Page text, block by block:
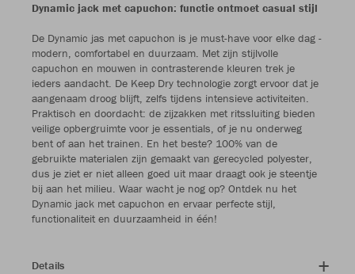
Dynamic jack met capuchon: functie ontmoet casual stijl
De Dynamic jas met capuchon is je must-have voor elke dag -
modern, comfortabel en duurzaam. Met zijn stijlvolle
capuchon en mouwen in contrasterende kleuren trek je
ieders aandacht. De Keep Dry technologie zorgt ervoor dat je
aangenaam droog blijft, zelfs tijdens intensieve activiteiten.
Praktisch en doordacht: de zijzakken met ritssluiting bieden
veilige opbergruimte voor je essentials, of je nu onderweg
bent of aan het trainen. En het beste? 100% van de
gebruikte materialen zijn gemaakt van gerecycled polyester,
dus je ziet er niet alleen goed uit maar draagt ook je steentje
bij aan het milieu. Waar wacht je nog op? Ontdek nu het
Dynamic jack met capuchon en ervaar perfecte stijl,
functionaliteit en duurzaamheid in één!
Details